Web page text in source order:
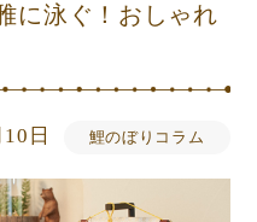
に泳ぐ！おしゃれ
日 鯉のぼりコラム